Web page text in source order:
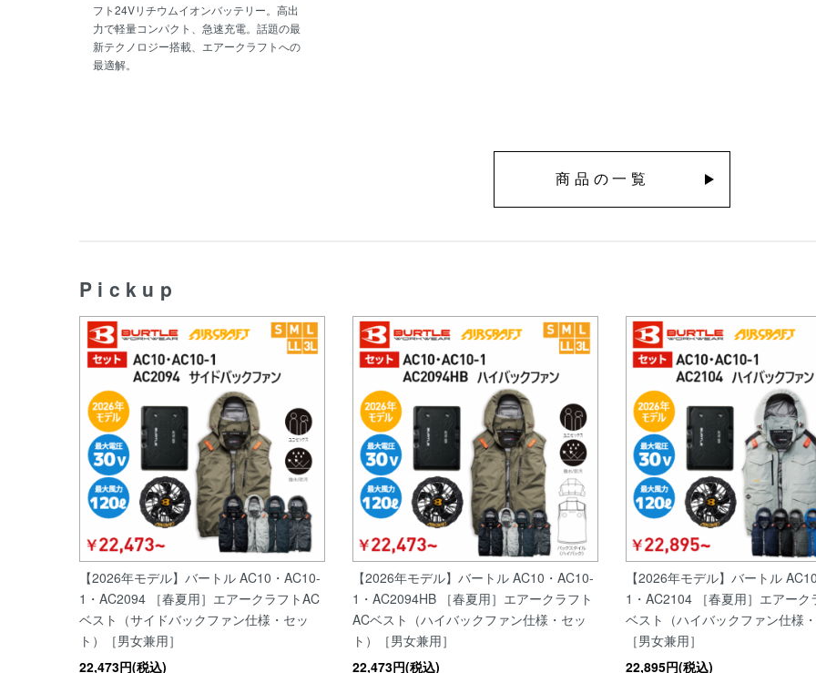
フト24Vリチウムイオンバッテリー。高出
力で軽量コンパクト、急速充電。話題の最
新テクノロジー搭載、エアークラフトへの
最適解。
商品の一覧
Pickup
【2026年モデル】バートル AC10・AC10-
1・AC2094 ［春夏用］エアークラフトAC
ベスト（サイドバックファン仕様・セッ
ト）［男女兼用］
22,473円(税込)
【2026年モデル】バートル AC10・AC10-
1・AC2094HB ［春夏用］エアークラフト
ACベスト（ハイバックファン仕様・セッ
ト）［男女兼用］
22,473円(税込)
【2026年モデル】バートル
1・AC2104 ［春夏用］エアーク
ベスト（ハイバックファン仕様
［男女兼用］
22,895円(税込)